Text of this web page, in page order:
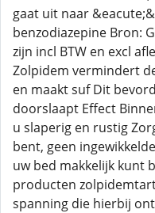
gaat uit naar
benzodiazepine Bron:
zijn incl BTW en excl
Zolpidem vermindert
en maakt suf Dit
doorslaapt Effect
u slaperig en rustig
bent, geen
uw bed makkelijk kunt
producten
spanning die hierbij